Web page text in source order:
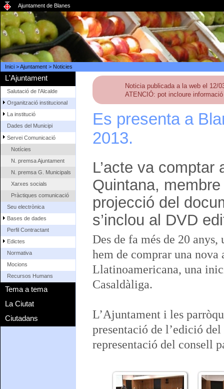
Ajuntament de Blanes
Inici>Ajuntament> Noticies
L'Ajuntament
Salutació de l'Alcalde
Organització institucional
La institució
Dades del Municipi
Servei Comunicació
Notícies
N. premsa Ajuntament
N. premsa G. Municipals
Xarxes socials
Pràctiques comunicació
Seu electrònica
Bases de dades
Perfil Contractant
Edictes
Normativa
Mocions
Recursos Humans
Tema a tema
La Ciutat
Ciutadans
Noticia publicada a la web el 12/
ATENCIÓ: pot incloure
Es presenta a
2013.
L’acte va comptar
Quintana,
projecció del
s’inclou al DVD
Des de fa més de 20
hem de comprar una nova
Llatinoamericana, una
Casaldàliga.
L’Ajuntament i les
presentació de l’edició
representació del consell